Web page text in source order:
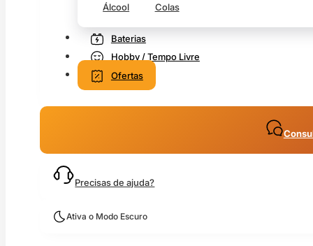
Álcool Colas
Baterias
Hobby / Tempo Livre
Ofertas
Precisas de ajuda?
Ativa o Modo Escuro